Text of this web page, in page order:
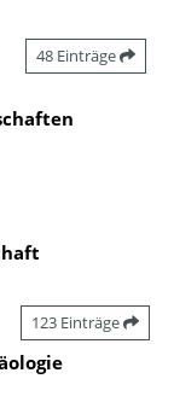
48 Einträge
123 Einträge